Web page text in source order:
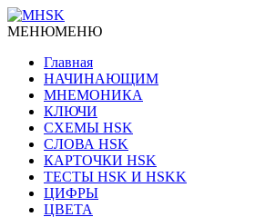
МЕНЮМЕНЮ
Главная
НАЧИНАЮЩИМ
МНЕМОНИКА
КЛЮЧИ
СХЕМЫ HSK
СЛОВА HSK
КАРТОЧКИ HSK
ТЕСТЫ HSK И HSKK
ЦИФРЫ
ЦВЕТА